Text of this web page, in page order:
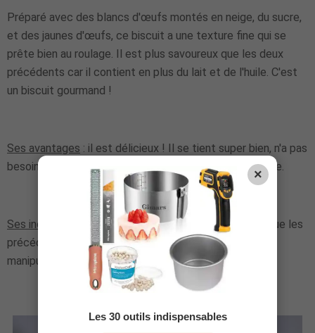
Préparé avec des blancs d'œufs montés en neige, du sucre,
et des jaunes d'œufs, ce biscuit a une texture fine qui se
prête bien au roulage. Il est plus savoureux que les deux
précédents car il contient en plus du lait et de l'huile. C'est
un biscuit gourmand !
Ses avantages : il est délicieux ! Il se tient super bien, n'a pas
besoin d'être imbibé et vous donnera une très joli bûche.
Ses inconvénients: il est un peu plus long à préparer que les
précédents, demande plus de vaisselle et plus de
manipulations.
×
Les 30 outils indispensables